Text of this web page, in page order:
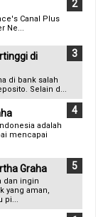
Canal Plus
Ne...
di
di bank salah
Selain d...
adalah
mencapai
Graha
dan ingin
yang aman,